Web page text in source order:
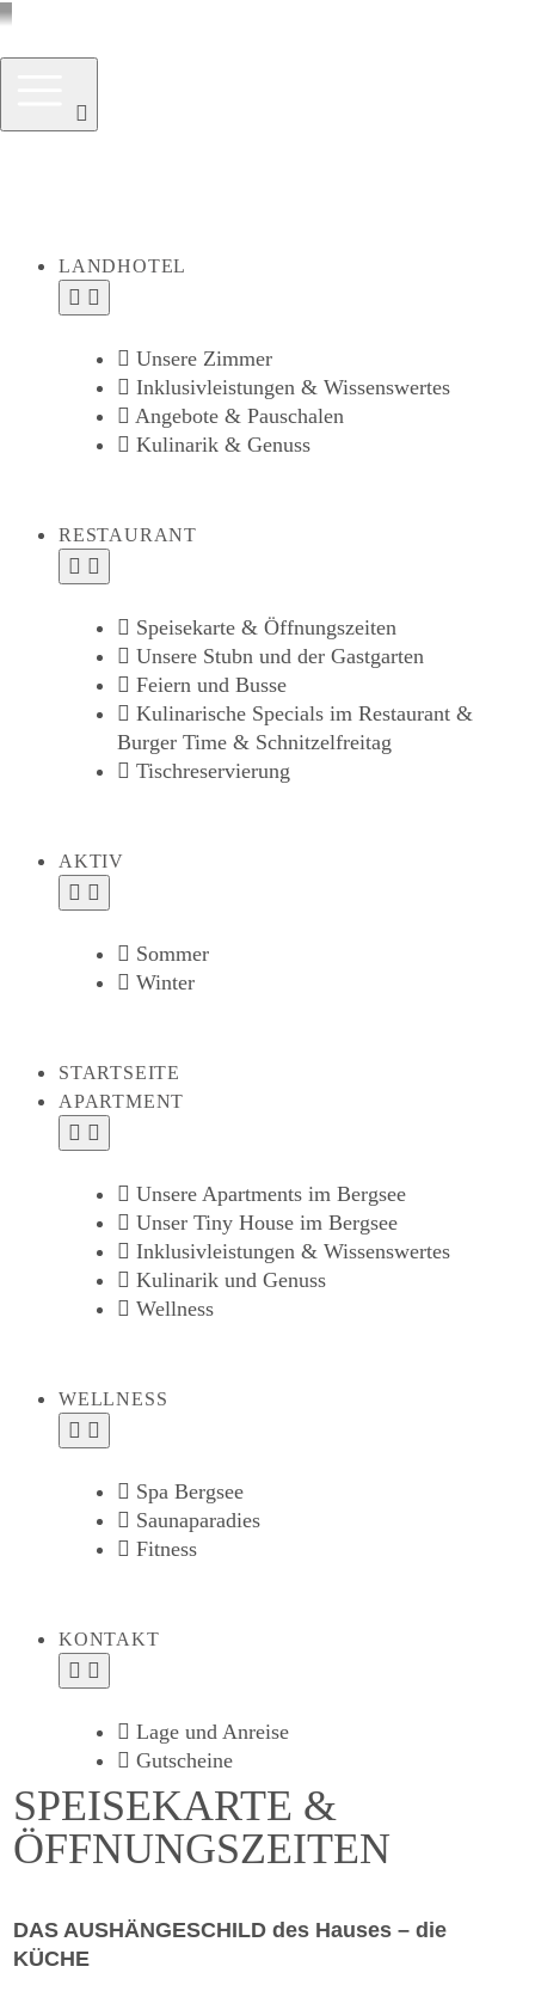
LANDHOTEL
Unsere Zimmer
Inklusivleistungen & Wissenswertes
Angebote & Pauschalen
Kulinarik & Genuss
RESTAURANT
Speisekarte & Öffnungszeiten
Unsere Stubn und der Gastgarten
Feiern und Busse
Kulinarische Specials im Restaurant &
Burger Time & Schnitzelfreitag
Tischreservierung
AKTIV
Sommer
Winter
STARTSEITE
APARTMENT
Unsere Apartments im Bergsee
Unser Tiny House im Bergsee
Inklusivleistungen & Wissenswertes
Kulinarik und Genuss
Wellness
WELLNESS
Spa Bergsee
Saunaparadies
Fitness
KONTAKT
Lage und Anreise
Gutscheine
Jobs
Anfrage
Buchung
SPEISEKARTE &
ÖFFNUNGSZEITEN
DAS AUSHÄNGESCHILD des Hauses – die
KÜCHE